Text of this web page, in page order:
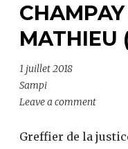
MATHIEU
1 juillet 2018
Sampi
Leave a comment
Greffier de la